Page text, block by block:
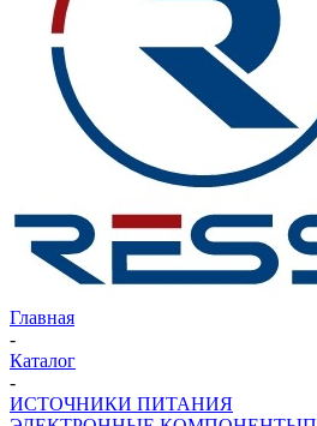
Главная
-
Каталог
-
ИСТОЧНИКИ ПИТАНИЯ